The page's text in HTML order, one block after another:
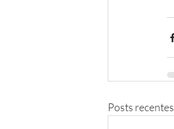
Posts recentes